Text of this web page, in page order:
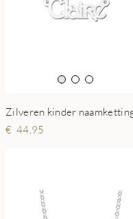
44,95